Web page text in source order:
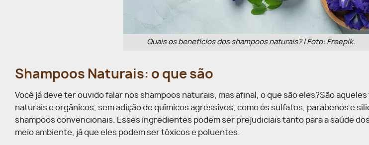
Quais os benefícios dos shampoos naturais? | Foto: Freepik.
Shampoos Naturais: o que são
Você já deve ter ouvido falar nos shampoos naturais, mas afinal, o que são eles?São
naturais e orgânicos, sem adição de químicos agressivos, como os sulfatos, parabenos e
shampoos convencionais. Esses ingredientes podem ser prejudiciais tanto para a saúde
meio ambiente, já que eles podem ser tóxicos e poluentes.